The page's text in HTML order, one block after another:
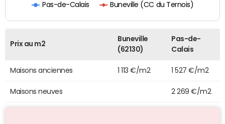
Pas-de-Calais Buneville (CC du Ternois)
Prix au m2
Buneville
(62130)
Pas-de-
Calais
Maisons anciennes 1 113 €/m2 1 527 €/m2
Maisons neuves 2 269 €/m2